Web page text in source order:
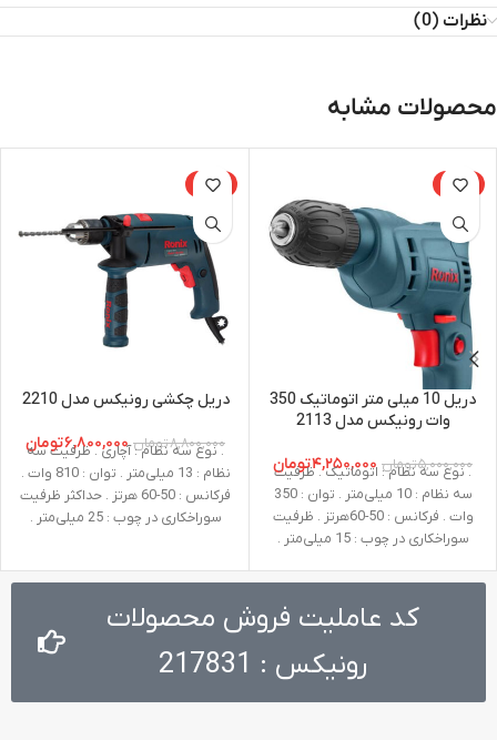
نظرات (0)
محصولات مشابه
-15%
دریل 10 میلی متر اتوماتیک 350
وات رونیکس مدل 2113
۵,۰۰۰,۰۰۰تومان ۴,۲۵۰,۰۰۰تومان
. نوع سه نظام : اتوماتیک . ظرفیت
سه نظام : 10 میلی‌متر . توان : 350
وات . فرکانس : 50-60هرتز . ظرفیت
سوراخکاری در چوب : 15 میلی‌متر .
میلی‌متر . سرعت در حالت آزاد : صفر تا
3100 دور در دقیقه . ولتاژ : 220-240
ولت . وزن : 1.1 کیلوگرم
-23%
دریل چکشی رونیکس مدل 2210
۸,۸۰۰,۰۰۰تومان ۶,۸۰۰,۰۰۰تومان
. نوع سه نظام : آچاری . ظرفیت سه
نظام : 13 میلی‌متر . توان : 810 وات .
فرکانس : 50-60 هرتز . حداکثر ظرفیت
سوراخکاری در چوب : 25 میلی‌متر .
در بتن : 13 میلی‌متر . سرعت در حالت
ولتاژ : 220-240 ولت . وزن : 2.4
کیلوگرم . نوع بسته ‌بندی : کیف
BMC مقاوم در برابر ضربه . متعلقات :
کد عاملیت فروش محصولات
رونیکس : 217831